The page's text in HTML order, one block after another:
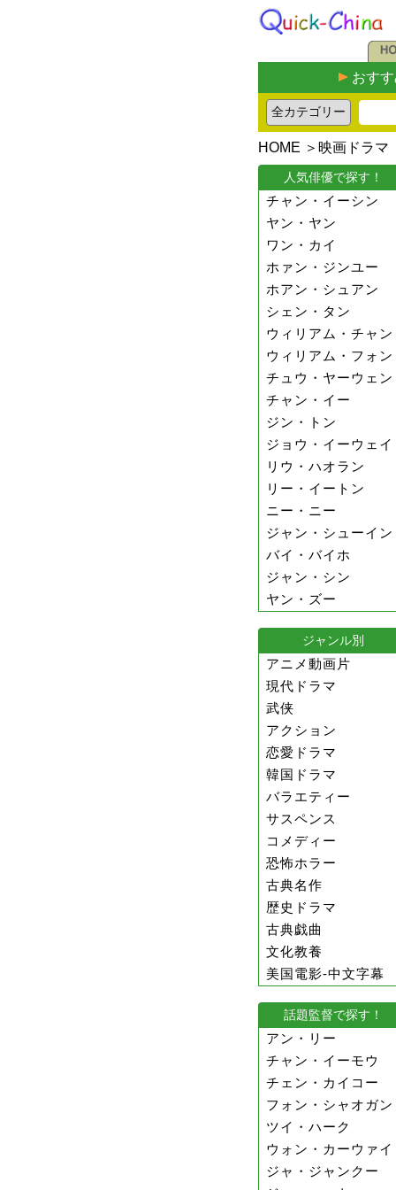
おす
HOME ＞ 映画ドラマ
人気俳優で探す！
チャン・イーシン
ヤン・ヤン
ワン・カイ
ホァン・ジンユー
ホアン・シュアン
シェン・タン
ウィリアム・チャン
ウィリアム・フォン
チュウ・ヤーウェン
チャン・イー
ジン・トン
ジョウ・イーウェイ
リウ・ハオラン
リー・イートン
ニー・ニー
ジャン・シューイン
バイ・バイホ
ジャン・シン
ヤン・ズー
ジャンル別
アニメ動画片
現代ドラマ
武侠
アクション
恋愛ドラマ
韓国ドラマ
バラエティー
サスペンス
コメディー
恐怖ホラー
古典名作
歴史ドラマ
古典戯曲
文化教養
美国電影-中文字幕
話題監督で探す！
アン・リー
チャン・イーモウ
チェン・カイコー
フォン・シャオガン
ツイ・ハーク
ウォン・カーウァイ
ジャ・ジャンクー